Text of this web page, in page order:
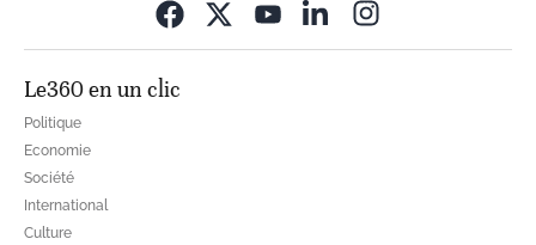
Le360 en un clic
Politique
Economie
Société
International
Culture